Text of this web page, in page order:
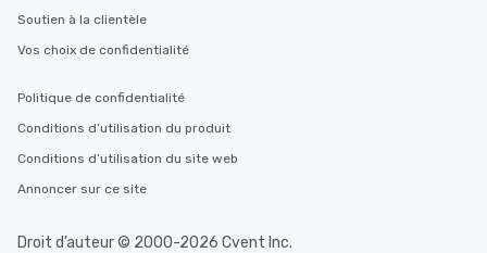
Soutien à la clientèle
Vos choix de confidentialité
Politique de confidentialité
Conditions d’utilisation du produit
Conditions d’utilisation du site web
Annoncer sur ce site
Droit d’auteur © 2000-2026 Cvent Inc.